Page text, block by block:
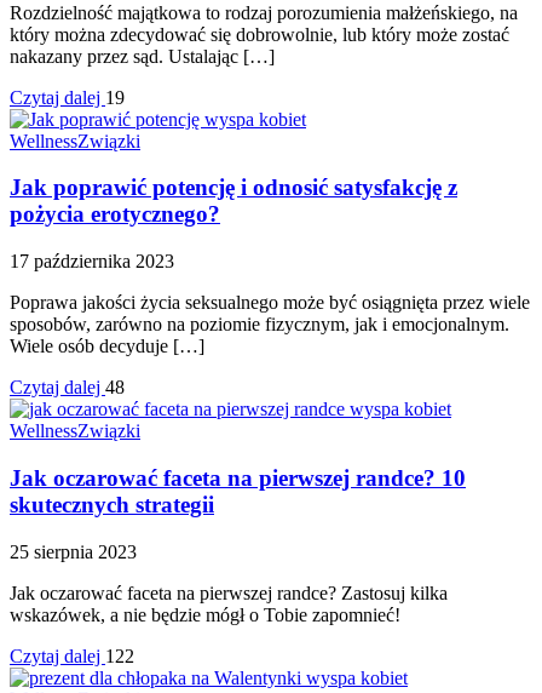
Rozdzielność majątkowa to rodzaj porozumienia małżeńskiego, na
który można zdecydować się dobrowolnie, lub który może zostać
nakazany przez sąd. Ustalając […]
Czytaj dalej 19
WellnessZwiązki
Jak poprawić potencję i odnosić satysfakcję z
pożycia erotycznego?
17 października 2023
Poprawa jakości życia seksualnego może być osiągnięta przez wiele
sposobów, zarówno na poziomie fizycznym, jak i emocjonalnym.
Wiele osób decyduje […]
Czytaj dalej 48
WellnessZwiązki
Jak oczarować faceta na pierwszej randce? 10
skutecznych strategii
25 sierpnia 2023
Jak oczarować faceta na pierwszej randce? Zastosuj kilka
wskazówek, a nie będzie mógł o Tobie zapomnieć!
Czytaj dalej 122